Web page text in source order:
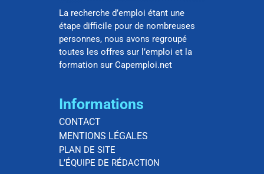
La recherche d’emploi étant une
étape difficile pour de nombreuses
personnes, nous avons regroupé
toutes les offres sur l’emploi et la
formation sur Capemploi.net
Informations
CONTACT
MENTIONS LÉGALES
PLAN DE SITE
L’ÉQUIPE DE RÉDACTION